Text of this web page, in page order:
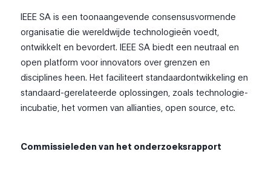
IEEE SA is een toonaangevende consensusvormende
organisatie die wereldwijde technologieën voedt,
ontwikkelt en bevordert. IEEE SA biedt een neutraal en
open platform voor innovators over grenzen en
disciplines heen. Het faciliteert standaardontwikkeling en
standaard-gerelateerde oplossingen, zoals technologie-
incubatie, het vormen van allianties, open source, etc.
Commissieleden van het onderzoeksrapport